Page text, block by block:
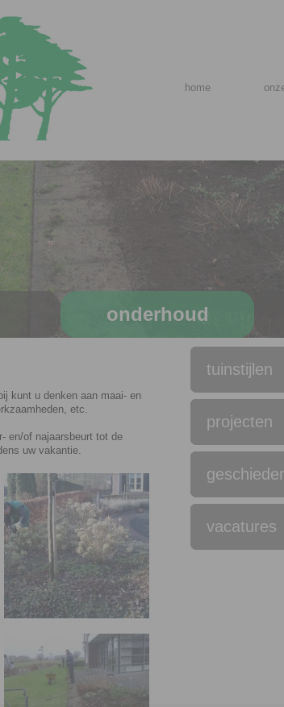
kunt u denken aan maai- en
etc.
en/of najaarsbeurt tot de
uw vakantie.
tuinstijlen
projecten
vacatures
home
onderhoud